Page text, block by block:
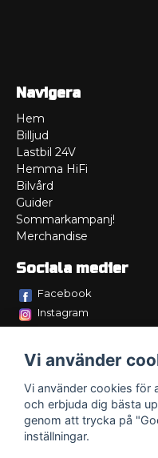
Navigera
Hem
Billjud
Lastbil 24V
Hemma HiFi
Bilvård
Guider
Sommarkampanj!
Merchandise
Sociala medier
Facebook
Instagram
Vi använder
Vi använder cookies för
och erbjuda dig bästa
genom att trycka på
inställningar.